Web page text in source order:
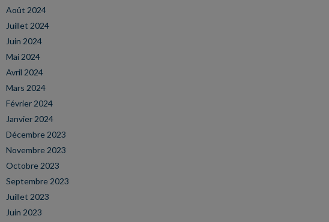
Août 2024
Juillet 2024
Juin 2024
Mai 2024
Avril 2024
Mars 2024
Février 2024
Janvier 2024
Décembre 2023
Novembre 2023
Octobre 2023
Septembre 2023
Juillet 2023
Juin 2023